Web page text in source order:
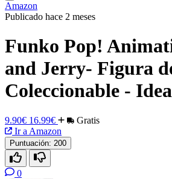
Amazon
Publicado hace 2 meses
Funko Pop!
and Jerry- Figura
Coleccionable -
9.90€ 16.99€
Gratis
Ir a Amazon
Puntuación: 200
0